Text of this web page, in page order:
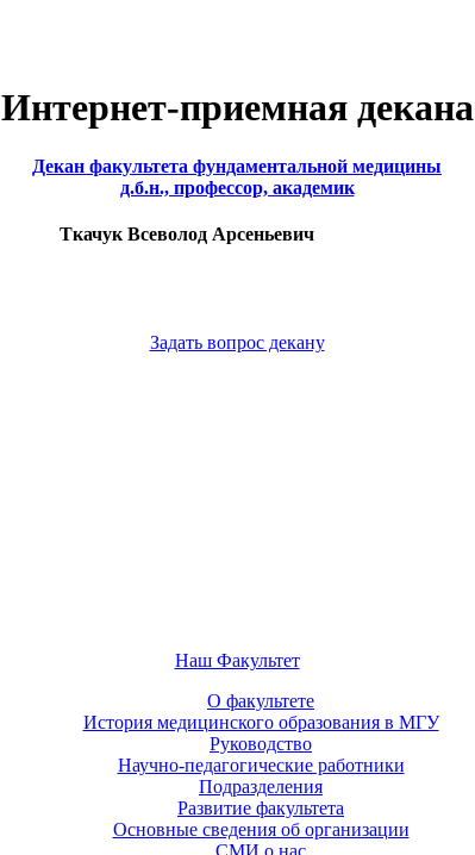
Интернет-приемная декана
Декан факультета фундаментальной медицины
д.б.н., профессор, академик
Ткачук Всеволод Арсеньевич
Задать вопрос декану
Наш Факультет
О факультете
История медицинского образования в МГУ
Руководство
Научно-педагогические работники
Подразделения
Развитие факультета
Основные сведения об организации
СМИ о нас